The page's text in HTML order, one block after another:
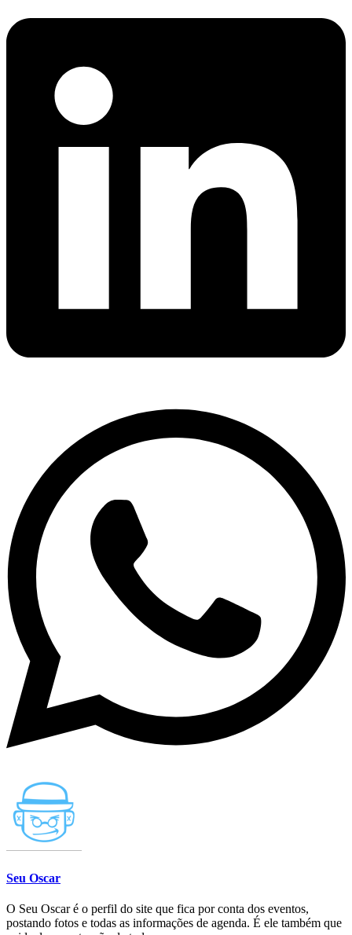
Seu Oscar
O Seu Oscar é o perfil do site que fica por conta dos eventos,
postando fotos e todas as informações de agenda. É ele também que